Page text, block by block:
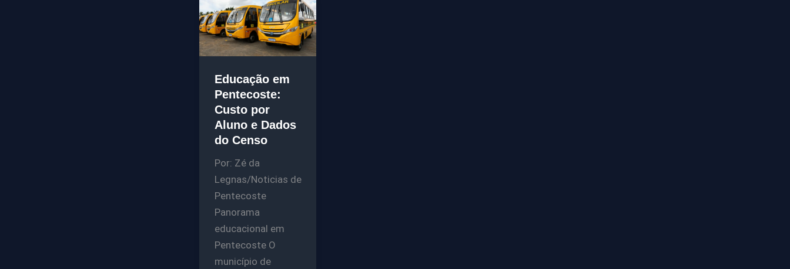
Educação em
Pentecoste:
Custo por
Aluno e Dados
do Censo
Por: Zé da
Legnas/Noticias de
Pentecoste
Panorama
educacional em
Pentecoste O
município de